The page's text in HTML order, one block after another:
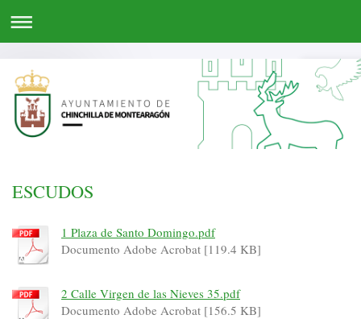
ESCUDOS
1 Plaza de Santo Domingo.pdf
Documento Adobe Acrobat [119.4 KB]
2 Calle Virgen de las Nieves 35.pdf
Documento Adobe Acrobat [156.5 KB]